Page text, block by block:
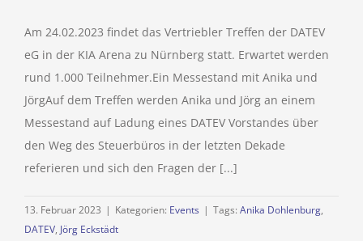
Am 24.02.2023 findet das Vertriebler Treffen der DATEV
eG in der KIA Arena zu Nürnberg statt. Erwartet werden
rund 1.000 Teilnehmer.Ein Messestand mit Anika und
JörgAuf dem Treffen werden Anika und Jörg an einem
Messestand auf Ladung eines DATEV Vorstandes über
den Weg des Steuerbüros in der letzten Dekade
referieren und sich den Fragen der [...]
13. Februar 2023 | Kategorien: Events | Tags: Anika Dohlenburg,
DATEV, Jörg Eckstädt